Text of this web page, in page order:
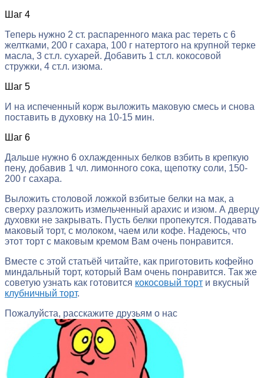
Шаг 4
Теперь нужно 2 ст. распаренного мака рас тереть с 6
желтками, 200 г сахара, 100 г натертого на крупной терке
масла, 3 ст.л. сухарей. Добавить 1 ст.л. кокосовой
стружки, 4 ст.л. изюма.
Шаг 5
И на испеченный корж выложить маковую смесь и снова
поставить в духовку на 10-15 мин.
Шаг 6
Дальше нужно 6 охлажденных белков взбить в крепкую
пену, добавив 1 чл. лимонного сока, щепотку соли, 150-
200 г сахара.
Выложить столовой ложкой взбитые белки на мак, а
сверху разложить измельченный арахис и изюм. А дверцу
духовки не закрывать. Пусть белки пропекутся. Подавать
маковый торт, с молоком, чаем или кофе. Надеюсь, что
этот торт с маковым кремом Вам очень понравится.
Вместе с этой статьёй читайте, как приготовить кофейно
миндальный торт, который Вам очень понравится. Так же
советую узнать как готовится кокосовый торт и вкусный
клубничный торт.
Пожалуйста, расскажите друзьям о нас